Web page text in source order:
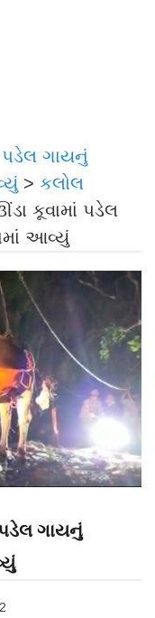
પડેલ ગાયનું
> કલોલ
કૂવામાં પડેલ
આવ્યું
પડેલ ગાયનું